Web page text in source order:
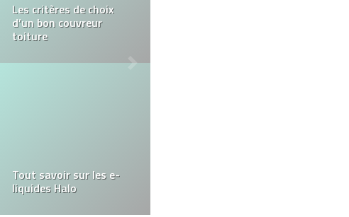
Noël : votre solution
pour des fêtes
lumineuses
stratégie webmarketing
: